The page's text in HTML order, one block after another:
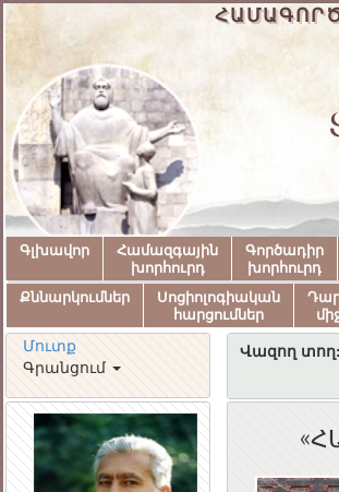
Գլխավոր
Համազգային
խորհուրդ
Գործադիր
խորհուրդ
Քննարկումներ
Սոցիոլոգիական
հարցումներ
Մուտք
Գրանցում
Վազող տող: